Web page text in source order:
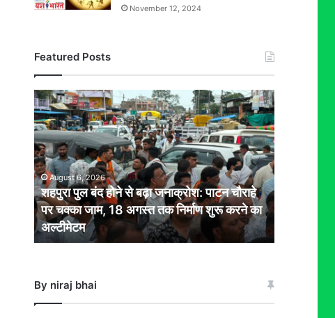
November 12, 2024
Featured Posts
शहपुरा
पुल
बंद
होने
से
बढ़ा
जनाक्रोश:
पाटन
चौराहे
पर
चक्का
अगस्त
तक
August 6, 2026
शहपुरा पुल बंद होने से बढ़ा जनाक्रोश: पाटन चौराहे
पर चक्का जाम, 18 अगस्त तक निर्माण शुरू करने का
अल्टीमेटम
By niraj bhai